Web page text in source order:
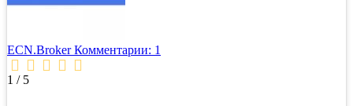
ECN.BrokerКомментарии: 1
1 / 5